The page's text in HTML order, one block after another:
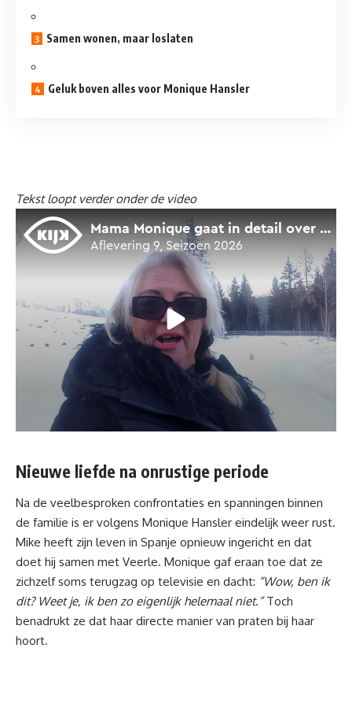
Samen wonen, maar loslaten
Geluk boven alles voor Monique Hansler
Tekst loopt verder onder de video
Nieuwe liefde na onrustige periode
Na de veelbesproken confrontaties en spanningen binnen
de familie is er volgens Monique Hansler eindelijk weer rust.
Mike heeft zijn leven in Spanje opnieuw ingericht en dat
doet hij samen met Veerle. Monique gaf eraan toe dat ze
zichzelf soms terugzag op televisie en dacht: “Wow, ben ik
dit? Weet je, ik ben zo eigenlijk helemaal niet.”Toch
benadrukt ze dat haar directe manier van praten bij haar
hoort.